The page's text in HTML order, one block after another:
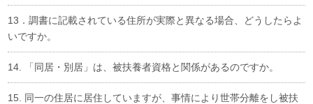
13．調書に記載されている住所が実際と異なる場合、どうしたらよ
いですか。
14. 「同居・別居」は、被扶養者資格と関係があるのですか。
15. 同一の住居に居住していますが、事情により世帯分離をし被扶